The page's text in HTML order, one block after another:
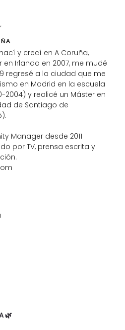
y crecí en A Coruña,
en Irlanda en 2007, me mudé
regresé a la ciudad que me
en Madrid en la escuela
2004) y realicé un Máster en
de Santiago de
Manager desde 2011
por TV, prensa escrita y
🌿